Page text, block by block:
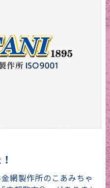
網製作所のこあみちゃ